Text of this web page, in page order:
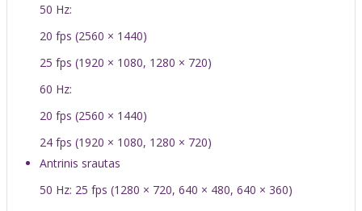
50 Hz:
20 fps (2560 × 1440)
25 fps (1920 × 1080, 1280 × 720)
60 Hz:
20 fps (2560 × 1440)
24 fps (1920 × 1080, 1280 × 720)
Antrinis srautas
50 Hz: 25 fps (1280 × 720, 640 × 480, 640 × 360)